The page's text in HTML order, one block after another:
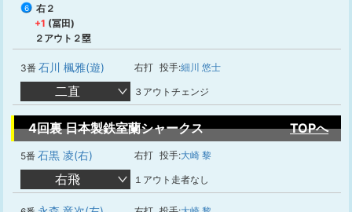
6
右２
+1 (冨田)
２アウト２塁
3番 石川 楓雅(遊) 右打 投手:細川 悠士
二直 ３アウトチェンジ
4回裏 日本製鉄室蘭シャークス TOPへ
5番 石黒 凌(右) 右打 投手:大崎 黎
右飛 １アウト走者なし